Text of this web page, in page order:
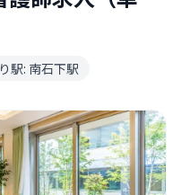
駅: 南石下駅